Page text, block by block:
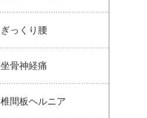
ぎっくり腰
坐骨神経痛
椎間板ヘルニア